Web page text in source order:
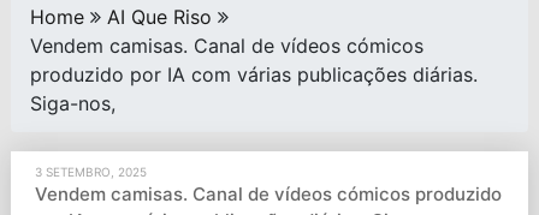
Home
AI Que Riso
Vendem camisas. Canal de vídeos cómicos
produzido por IA com várias publicações diárias.
Siga-nos,
3 SETEMBRO, 2025
Vendem camisas. Canal de vídeos cómicos produzido